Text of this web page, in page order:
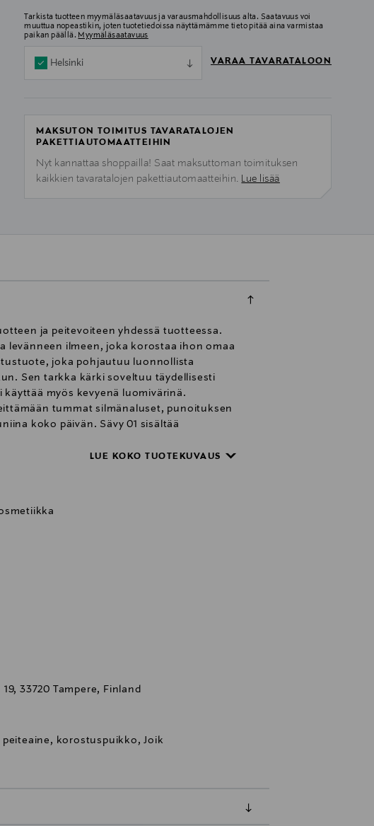
Tarkista tuotteen myymäläsaatavuus ja varausmahdollisuus alta. Saatavuus voi
muuttua nopeastikin, joten tuotetiedoissa näyttämämme tieto pitää aina varmistaa
paikan päällä. Myymäläsaatavuus
Helsinki VARAA TAVARATALOON
MAKSUTON TOIMITUS TAVARATALOJEN
PAKETTIAUTOMAATTEIHIN
Nyt kannattaa shoppailla! Saat maksuttoman toimituksen
kaikkien tavaratalojen pakettiautomaatteihin. Lue lisää
ja peitevoiteen yhdessä tuotteessa.
levänneen ilmeen, joka korostaa ihon omaa
joka pohjautuu luonnollista
Sen tarkka kärki soveltuu täydellisesti
myös kevyenä luomivärinä.
tummat silmänaluset, punoituksen
koko päivän. Sävy 01 sisältää
Levitä peitevoidetta suoraan peittoa
LUE KOKO TUOTEKUVAUS
33720 Tampere, Finland
korostuspuikko, Joik